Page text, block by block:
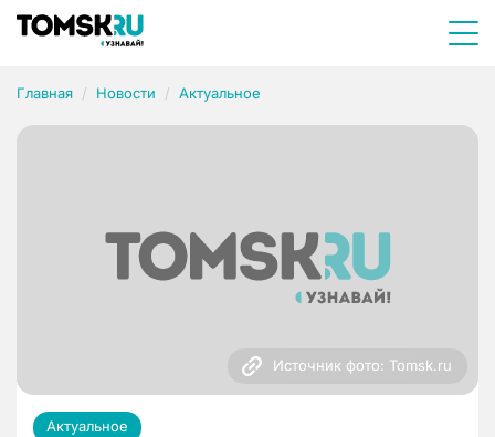
Главная Новости Актуальное
Источник фото: Tomsk.ru
Актуальное